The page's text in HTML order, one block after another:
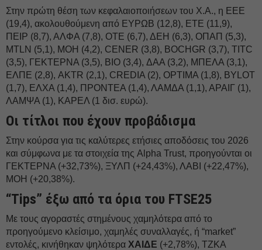
Στην πρώτη θέση των κεφαλαιοποιήσεων του Χ.Α., η ΕΕΕ
(19,4), ακολουθούμενη από EΥΡΩΒ (12,8), ΕΤΕ (11,9),
ΠΕΙΡ (8,7), ΑΛΦΑ (7,8), ΟΤΕ (6,7), ΔΕΗ (6,3), ΟΠΑΠ (5,3),
MTLN (5,1), ΜΟΗ (4,2), CENER (3,8), BOCHGR (3,7), TITC
(3,5), ΓΕΚΤΕΡΝΑ (3,5), BIO (3,4), ΔΑΑ (3,2), ΜΠΕΛΑ (3,1),
ΕΛΠΕ (2,8), AKTR (2,1), CREDIA (2), OPTIMA (1,8), BYLOT
(1,7), ΕΛΧΑ (1,4), ΠΡΟΝΤΕΑ (1,4), ΛΑΜΔΑ (1,1), ΑΡΑΙΓ (1),
ΛΑΜΨΑ (1), ΚΑΡΕΛ (1 δισ. ευρώ).
Οι τίτλοι που έχουν προβάδισμα
Στην κούρσα για τις καλύτερες ετήσιες αποδόσεις του 2026
και σύμφωνα με τα στοιχεία της Alpha Trust, προηγούνται οι
ΓΕΚΤΕΡΝΑ (+32,73%), ΞΥΛΠ (+24,43%), ΛΑΒΙ (+22,47%),
ΜΟΗ (+20,38%).
“Tips” έξω από τα όρια του FTSE25
Με τους αγοραστές στημένους χαμηλότερα από το
προηγούμενο κλείσιμο, χαμηλές συναλλαγές, ή “market”
εντολές, κινήθηκαν ψηλότερα ΧΑΙΔΕ (+2,78%), ΤΖΚΑ